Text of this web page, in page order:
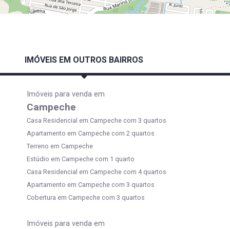
IMÓVEIS EM OUTROS BAIRROS
Imóveis para venda em
Campeche
Casa Residencial em Campeche com 3 quartos
Apartamento em Campeche com 2 quartos
Terreno em Campeche
Estúdio em Campeche com 1 quarto
Casa Residencial em Campeche com 4 quartos
Apartamento em Campeche com 3 quartos
Cobertura em Campeche com 3 quartos
Imóveis para venda em